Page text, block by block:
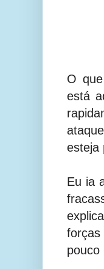
O
está
esteja
Eu ia
pouco